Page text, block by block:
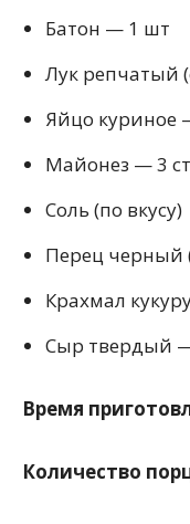
Батон — 1 шт
Лук репчатый
Яйцо куриное
Майонез — 3
Соль (по вкусу)
Перец черный
Крахмал
Сыр твердый
Время
Количество